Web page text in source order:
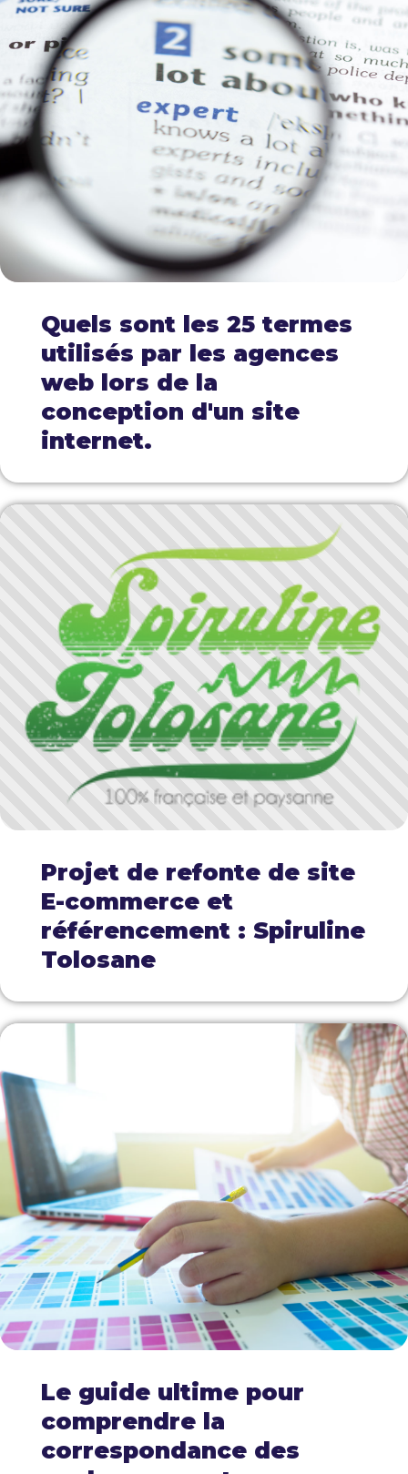
Quels sont les 25 termes
utilisés par les agences
web lors de la
conception d'un site
internet.
Projet de refonte de site
E-commerce et
référencement : Spiruline
Tolosane
Le guide ultime pour
comprendre la
correspondance des